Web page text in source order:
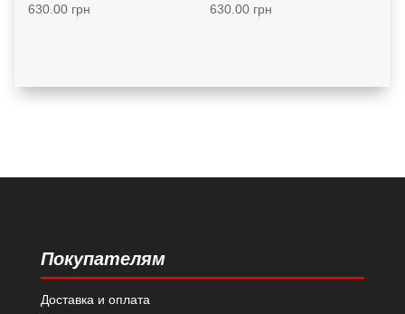
630.00грн 630.00грн
Покупателям
Доставка и оплата